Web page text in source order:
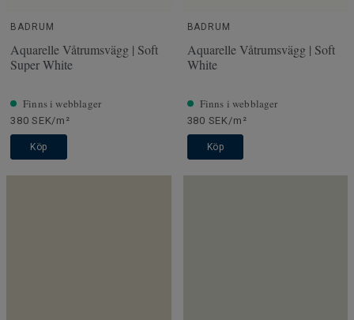
BADRUM
Aquarelle Våtrumsvägg | Soft
Super White
Finns i webblager
380 SEK/m²
Köp
BADRUM
Aquarelle Våtrumsvägg | Soft
White
Finns i webblager
380 SEK/m²
Köp